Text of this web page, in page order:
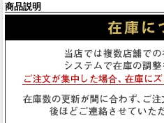
商品説明